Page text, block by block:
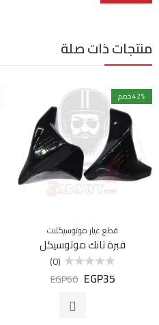
منتجات ذات صلة
42% خصم
قطع غيار موتوسيكلات
فبرة تانك موتوسيكل
التقييم
(0)
EGP35
EGP60